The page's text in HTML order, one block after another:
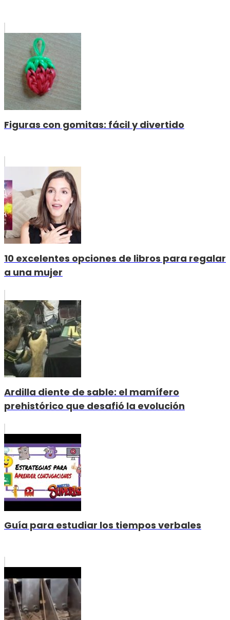
Figuras con gomitas: fácil y divertido
10 excelentes opciones de libros para regalar
a una mujer
Ardilla diente de sable: el mamífero
prehistórico que desafió la evolución
Guía para estudiar los tiempos verbales